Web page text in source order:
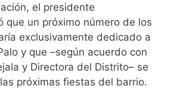
el presidente
que un próximo número de los
exclusivamente dedicado a
y que –según acuerdo con
y Directora del Distrito– se
próximas fiestas del barrio.